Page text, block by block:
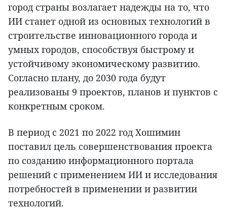
город страны возлагает надежды на то, что
ИИ станет одной из основных технологий в
строительстве инновационного города и
умных городов, способствуя быстрому и
устойчивому экономическому развитию.
Согласно плану, до 2030 года будут
реализованы 9 проектов, планов и пунктов с
конкретным сроком.
В период с 2021 по 2022 год Хошимин
поставил цель совершенствования проекта
по созданию информационного портала
решений с применением ИИ и исследования
потребностей в применении и развитии
технологий.